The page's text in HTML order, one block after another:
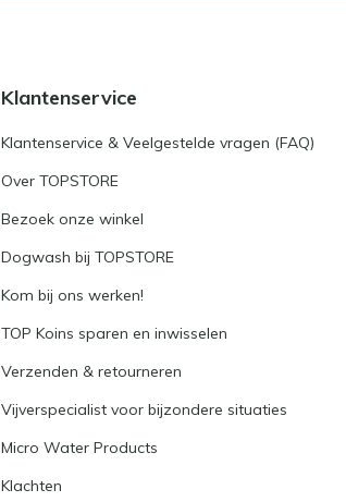
Klantenservice
Klantenservice & Veelgestelde vragen (FAQ)
Over TOPSTORE
Bezoek onze winkel
Dogwash bij TOPSTORE
Kom bij ons werken!
TOP Koins sparen en inwisselen
Verzenden & retourneren
Vijverspecialist voor bijzondere situaties
Micro Water Products
Klachten